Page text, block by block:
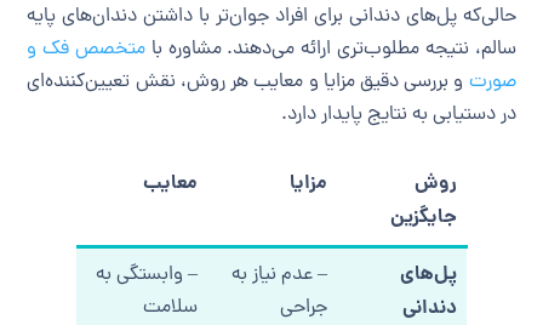
حالی‌که پل‌های دندانی برای افراد جوان‌تر با داشتن دندان‌های پایه
سالم، نتیجه مطلوب‌تری ارائه می‌دهند. مشاوره با متخصص فک و
صورت و بررسی دقیق مزایا و معایب هر روش، نقش تعیین‌کننده‌ای
در دستیابی به نتایج پایدار دارد.
روش
جایگزین
مزایا معایب
پل‌های
دندانی
– عدم نیاز به
جراحی
– وابستگی به
سلامت